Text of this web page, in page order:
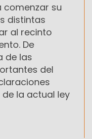
comenzar su
distintas
al recinto
De
de las
del
la actual ley